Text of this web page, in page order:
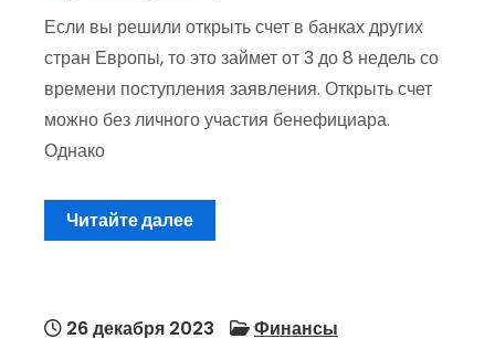
Если вы решили открыть счет в банках других
стран Европы, то это займет от 3 до 8 недель со
времени поступления заявления. Открыть счет
можно без личного участия бенефициара.
Однако
Читайте далее
26 декабря 2023 Финансы